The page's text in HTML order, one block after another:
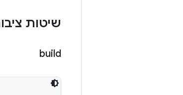
שיטות
build